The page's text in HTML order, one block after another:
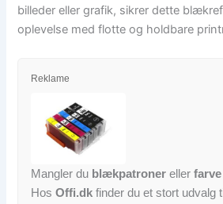
billeder eller grafik, sikrer dette
oplevelse med flotte og holdbare
Reklame
Mangler du blækpatroner eller
HosOffi.dk finder du et stort udvalg